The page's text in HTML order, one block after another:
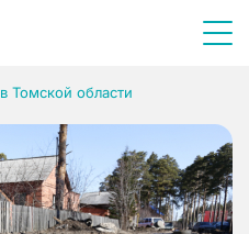
Томской области